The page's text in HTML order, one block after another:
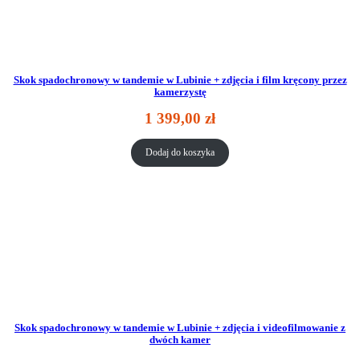
Skok spadochronowy w tandemie w Lubinie + zdjęcia i film kręcony przez
kamerzystę
1 399,00 zł
Dodaj do koszyka
Skok spadochronowy w tandemie w Lubinie + zdjęcia i videofilmowanie z
dwóch kamer